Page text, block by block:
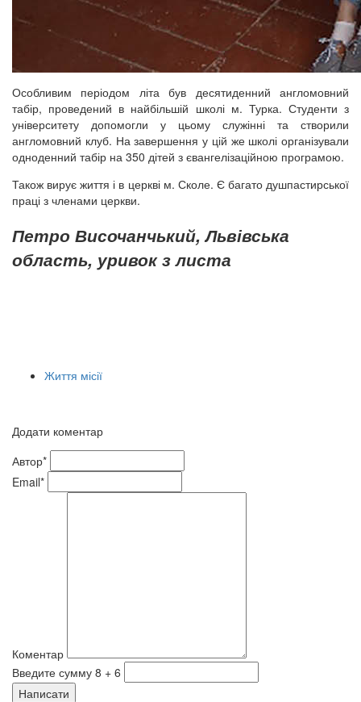
Особливим періодом літа був десятиденний англомовний
табір, проведений в найбільшій школі м. Турка. Студенти з
університету допомогли у цьому служінні та створили
англомовний клуб. На завершення у цій же школі організували
одноденний табір на 350 дітей з євангелізаційною програмою.
Також вирує життя і в церкві м. Сколе. Є багато душпастирської
праці з членами церкви.
Петро Височанчький, Львівська
область, уривок з листа
Життя місії
Додати коментар
Автор*
Email*
Коментар
Введите сумму 8 + 6
Написати